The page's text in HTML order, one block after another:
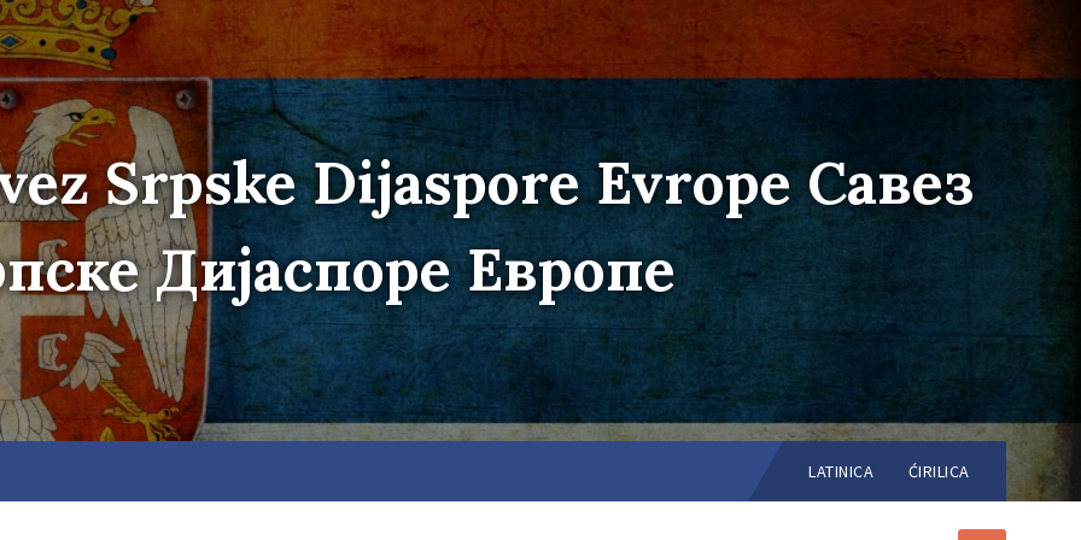
Srpske Dijaspore Evrope Савез
Дијаспоре Европе
Choose
language:
LATINICA ĆIRILICA